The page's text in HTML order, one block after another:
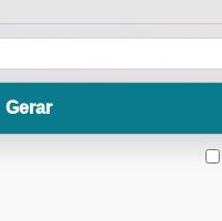
Gerar